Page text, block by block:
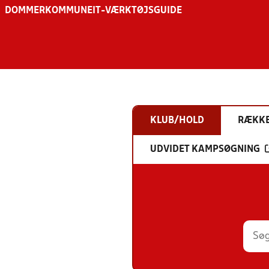
DOMMER KOMMUNE IT-VÆRKTØJSGUIDE
KLUB/HOLD
UDVIDET KAMPSØGNING